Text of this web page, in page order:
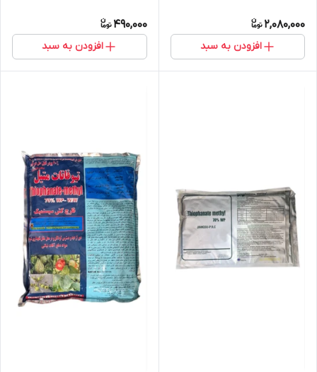
2,080,000
افزودن به سبد
490,000
افزودن به سبد